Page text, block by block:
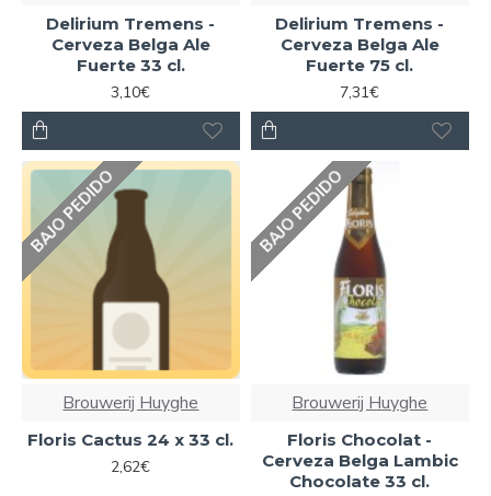
Delirium Tremens -
Cerveza Belga Ale
Fuerte 33 cl.
3,10€
Delirium Tremens -
Cerveza Belga Ale
Fuerte 75 cl.
7,31€
BAJO PEDIDO
Brouwerij Huyghe
Floris Cactus 24 x 33 cl.
2,62€
BAJO PEDIDO
Brouwerij Huyghe
Floris Chocolat -
Cerveza Belga Lambic
Chocolate 33 cl.